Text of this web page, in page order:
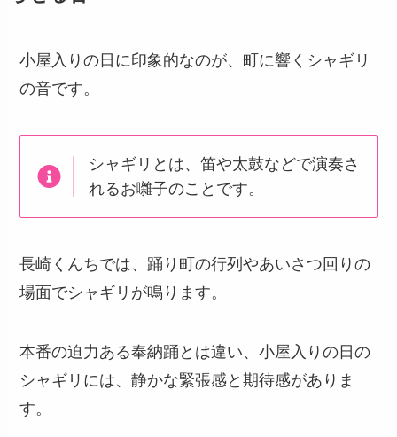
小屋入りの日に印象的なのが、町に響くシャギリ
の音です。
シャギリとは、笛や太鼓などで演奏さ
れるお囃子のことです。
長崎くんちでは、踊り町の行列やあいさつ回りの
場面でシャギリが鳴ります。
本番の迫力ある奉納踊とは違い、小屋入りの日の
シャギリには、静かな緊張感と期待感がありま
す。